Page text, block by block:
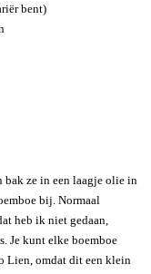
bent)
bak ze in een laagje olie in
bij. Normaal
heb ik niet gedaan,
Je kunt elke boemboe
Lien, omdat dit een klein